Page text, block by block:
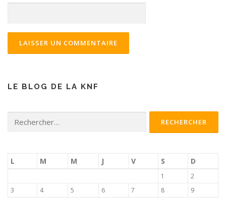
LE BLOG DE LA KNF
L M M J V S D
1
2
3
4 5 6 7 8
9